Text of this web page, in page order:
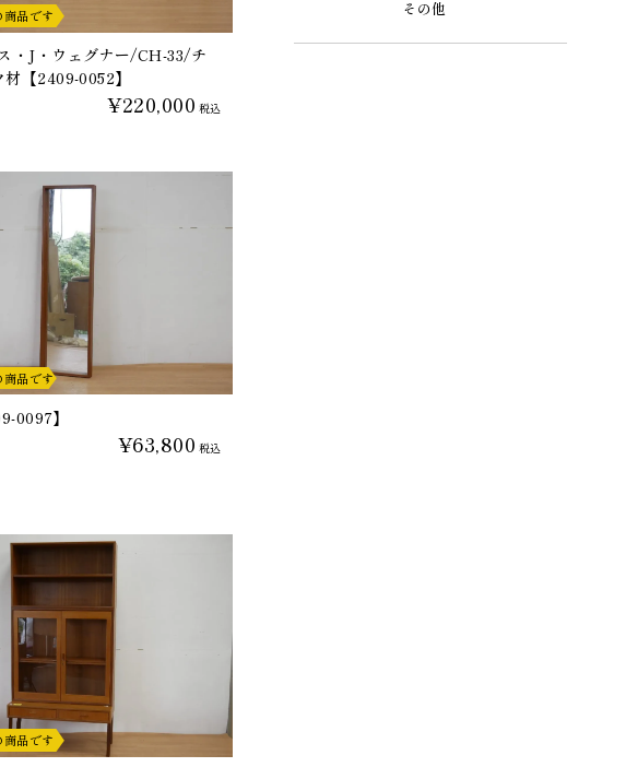
・J・ウェグナー/CH-33/チ
【2409-0052】
¥220,000 税込
商品です
0097】
¥63,800 税込
商品です
商品です
その他